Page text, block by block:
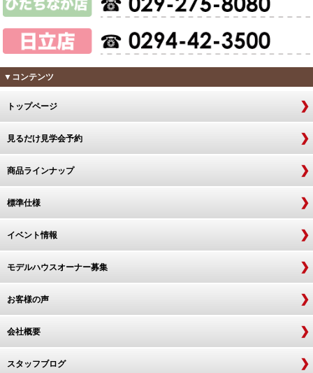
▼コンテンツ
トップページ
見るだけ見学会予約
商品ラインナップ
標準仕様
イベント情報
モデルハウスオーナー募集
お客様の声
会社概要
スタッフブログ